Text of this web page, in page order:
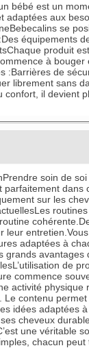
bébé est un
aux
se
équipements
produit
à
de
sans
il devient
soin de
sur les
adaptées à
de
contenu
idées adaptées
cheveux
une véritable
chacun